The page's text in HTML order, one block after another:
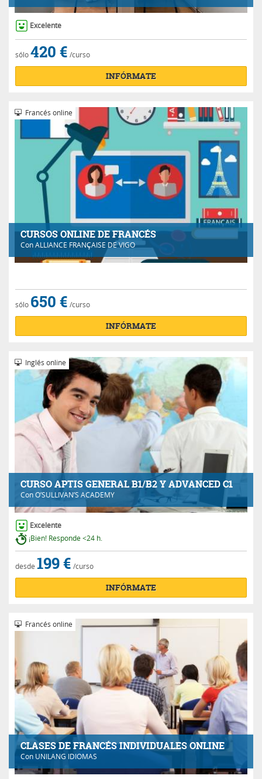
Excelente
sólo420 € /curso
INFÓRMATE
CURSOS ONLINE DE FRANCÉS
ConALLIANCE FRANÇAISE DE VIGO
Francés online
sólo 650 € /curso
INFÓRMATE
CURSO APTIS GENERAL B1/B2 Y ADVANCED C1
ConO’SULLIVAN’S ACADEMY
Inglés online
Excelente
¡Bien! Responde <24 h.
desde 199 € /curso
INFÓRMATE
CLASES DE FRANCÉS INDIVIDUALES ONLINE
Con UNILANG IDIOMAS
Francés online